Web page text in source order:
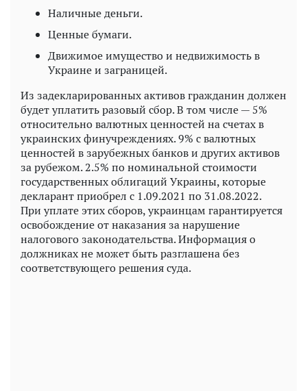
Наличные деньги.
Ценные бумаги.
Движимое имущество и недвижимость в
Украине и заграницей.
Из задекларированных активов гражданин должен
будет уплатить разовый сбор. В том числе — 5%
относительно валютных ценностей на счетах в
украинских финучреждениях. 9% с валютных
ценностей в зарубежных банков и других активов
за рубежом. 2.5% по номинальной стоимости
государственных облигаций Украины, которые
декларант приобрел с 1.09.2021 по 31.08.2022.
При уплате этих сборов, украинцам гарантируется
освобождение от наказания за нарушение
налогового законодательства. Информация о
должниках не может быть разглашена без
соответствующего решения суда.